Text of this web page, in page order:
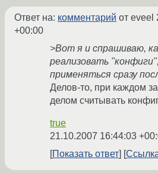
Ответ на: комментарий от eveel
+00:00
>Вот я и спрашиваю,
реализовать
применяться сразу
Делов-то, при каждом
делом считывать
true
21.10.2007 16:44:03
Показать ответ